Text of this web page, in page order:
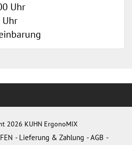
Uhr
Uhr
2026 KUHN ErgonoMIX
Lieferung & Zahlung
AGB